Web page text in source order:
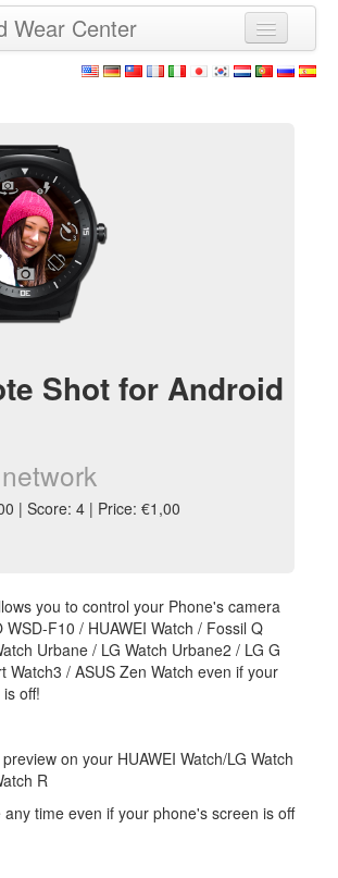
Wear Center
Shot for Android
| Score: 4 | Price: €1,00
you to control your Phone's camera
WSD-F10 / HUAWEI Watch / Fossil Q
Urbane / LG Watch Urbane2 / LG G
Watch3 / ASUS Zen Watch even if your
off!
on your HUAWEI Watch/LG Watch
R
time even if your phone's screen is off